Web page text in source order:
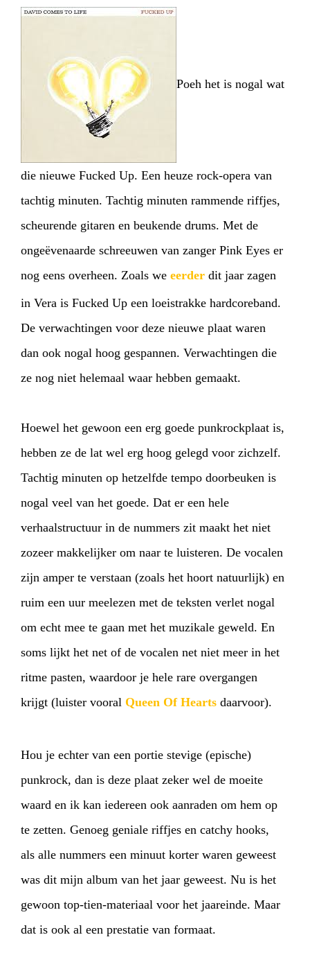
HOMEPROGRAMMA
INFOWEBSHOPMIJN TICKETS
Poeh het is nogal wat
die nieuwe Fucked Up. Een heuze rock-opera van
tachtig minuten. Tachtig minuten rammende riffjes,
scheurende gitaren en beukende drums. Met de
ongeëvenaarde schreeuwen van zanger Pink Eyes er
nog eens overheen. Zoals we eerder dit jaar zagen
in Vera is Fucked Up een loeistrakke hardcoreband.
De verwachtingen voor deze nieuwe plaat waren
dan ook nogal hoog gespannen. Verwachtingen die
ze nog niet helemaal waar hebben gemaakt.
Hoewel het gewoon een erg goede punkrockplaat is,
hebben ze de lat wel erg hoog gelegd voor zichzelf.
Tachtig minuten op hetzelfde tempo doorbeuken is
nogal veel van het goede. Dat er een hele
verhaalstructuur in de nummers zit maakt het niet
zozeer makkelijker om naar te luisteren. De vocalen
zijn amper te verstaan (zoals het hoort natuurlijk) en
ruim een uur meelezen met de teksten verlet nogal
om echt mee te gaan met het muzikale geweld. En
soms lijkt het net of de vocalen net niet meer in het
ritme pasten, waardoor je hele rare overgangen
krijgt (luister vooral Queen Of Hearts daarvoor).
Hou je echter van een portie stevige (epische)
punkrock, dan is deze plaat zeker wel de moeite
waard en ik kan iedereen ook aanraden om hem op
te zetten. Genoeg geniale riffjes en catchy hooks,
als alle nummers een minuut korter waren geweest
was dit mijn album van het jaar geweest. Nu is het
gewoon top-tien-materiaal voor het jaareinde. Maar
dat is ook al een prestatie van formaat.